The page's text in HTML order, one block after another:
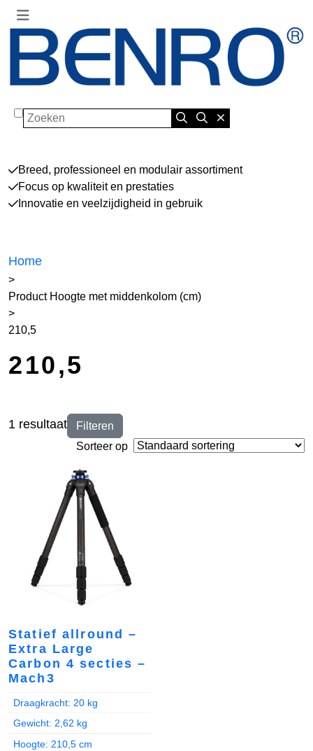
Zoeken
Breed, professioneel en modulair assortiment
Focus op kwaliteit en prestaties
Innovatie en veelzijdigheid in gebruik
Home
>
Product Hoogte met middenkolom (cm)
>
210,5
210,5
Filteren
1 resultaat
Sorteer op
Statief allround –
Extra Large
Carbon 4 secties –
Mach3
Draagkracht: 20 kg
Gewicht: 2,62 kg
Hoogte: 210,5 cm